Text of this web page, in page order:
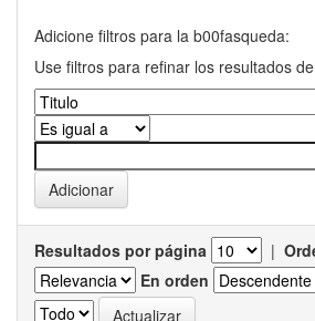
Adicione filtros para la b00fasqueda:
Use filtros para refinar los resultados
Resultados por página |
En orden